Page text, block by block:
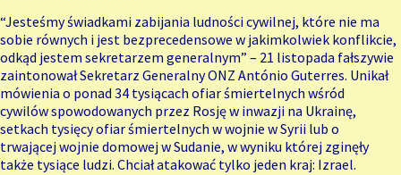
“Jesteśmy świadkami zabijania ludności cywilnej, które nie ma
sobie równych i jest bezprecedensowe w jakimkolwiek konflikcie,
odkąd jestem sekretarzem generalnym” – 21 listopada fałszywie
zaintonował Sekretarz Generalny ONZ António Guterres. Unikał
mówienia o ponad 34 tysiącach ofiar śmiertelnych wśród
cywilówspowodowanych przez Rosję w inwazji na Ukrainę,
setkach tysięcyofiar śmiertelnych w wojnie w Syrii lub o
trwającejwojnie domowej w Sudanie, w wyniku której zginęły
także tysiące ludzi. Chciał atakować tylko jeden kraj: Izrael.